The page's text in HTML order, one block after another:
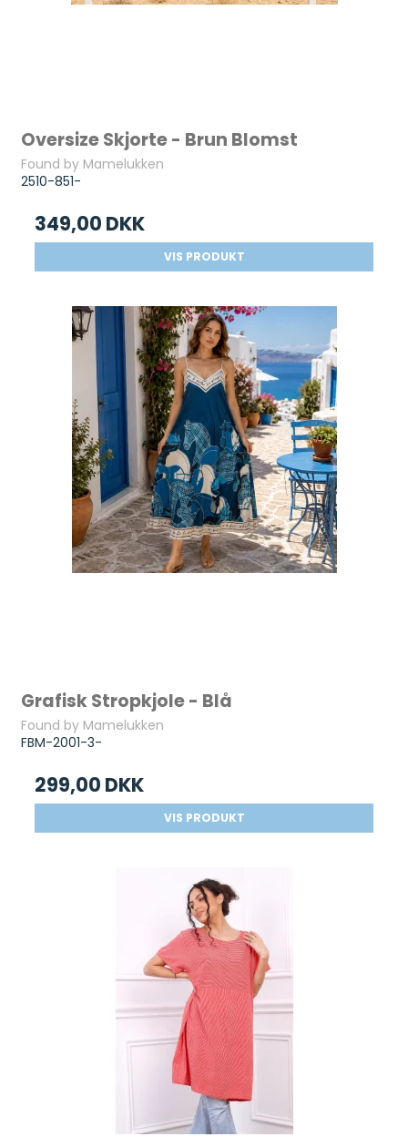
Oversize Skjorte - Brun Blomst
Found by Mamelukken
2510-851-
349,00 DKK
VIS PRODUKT
Grafisk Stropkjole - Blå
Found by Mamelukken
FBM-2001-3-
299,00 DKK
VIS PRODUKT